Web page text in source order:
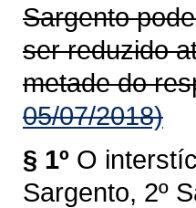
Sargento
ser reduzido
metade do
05/07/2018)
§ 1º O
Sargento, 2º